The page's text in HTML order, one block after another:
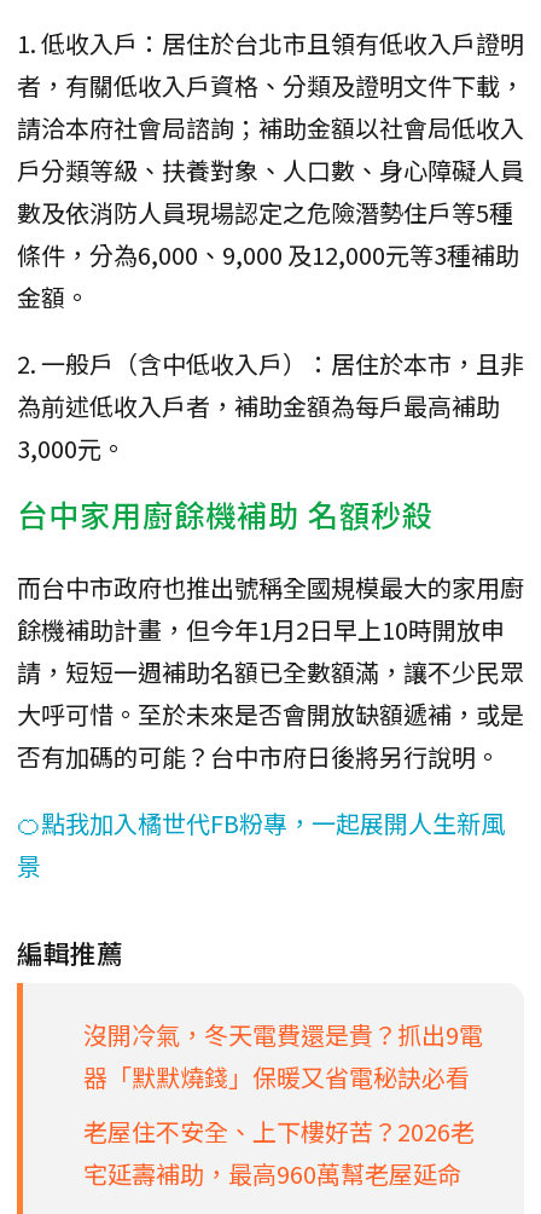
1. 低收入戶：居住於台北市且領有低收入戶證明
者，有關低收入戶資格、分類及證明文件下載，
請洽本府社會局諮詢；補助金額以社會局低收入
戶分類等級、扶養對象、人口數、身心障礙人員
數及依消防人員現場認定之危險潛勢住戶等5種
條件，分為6,000、9,000 及12,000元等3種補助
金額。
2. 一般戶（含中低收入戶）：居住於本市，且非
為前述低收入戶者，補助金額為每戶最高補助
3,000元。
台中家用廚餘機補助 名額秒殺
而台中市政府也推出號稱全國規模最大的家用廚
餘機補助計畫，但今年1月2日早上10時開放申
請，短短一週補助名額已全數額滿，讓不少民眾
大呼可惜。至於未來是否會開放缺額遞補，或是
否有加碼的可能？台中市府日後將另行說明。
🍊點我加入橘世代FB粉專，一起展開人生新風
景
編輯推薦
沒開冷氣，冬天電費還是貴？抓出9電
器「默默燒錢」保暖又省電秘訣必看
老屋住不安全、上下樓好苦？2026老
宅延壽補助，最高960萬幫老屋延命